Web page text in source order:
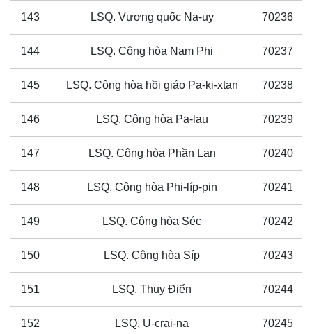
143 LSQ. Vương quốc Na-uy 70236
144 LSQ. Cộng hòa Nam Phi 70237
145 LSQ. Cộng hòa hồi giáo Pa-ki-xtan 70238
146 LSQ. Cộng hòa Pa-lau 70239
147 LSQ. Cộng hòa Phần Lan 70240
148 LSQ. Cộng hòa Phi-líp-pin 70241
149 LSQ. Cộng hòa Séc 70242
150 LSQ. Cộng hòa Síp 70243
151 LSQ. Thụy Điển 70244
152 LSQ. U-crai-na 70245